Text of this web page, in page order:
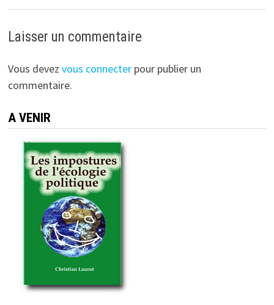
Laisser un commentaire
Vous devez vous connecterpour publier un
commentaire.
A VENIR